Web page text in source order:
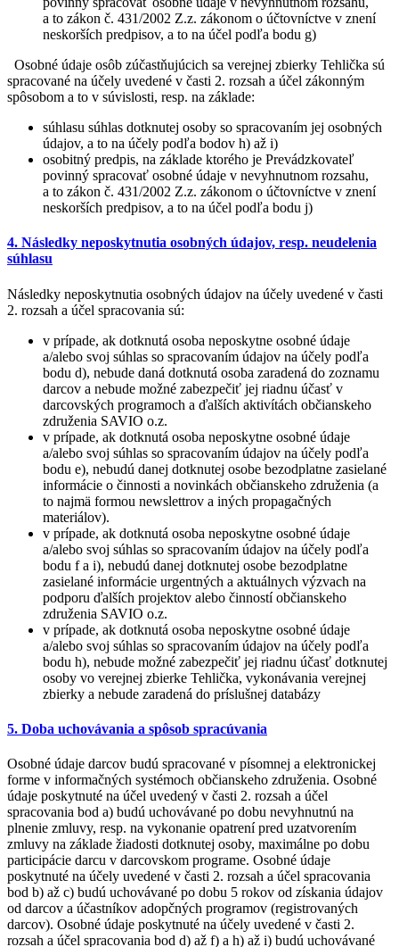
a to zákon č. 431/2002 Z.z. zákonom o účtovníctve v znení
neskorších predpisov, a to na účel podľa bodu g)
Osobné údaje osôb zúčastňujúcich sa verejnej zbierky Tehlička sú
spracované na účely uvedené v časti 2. rozsah a účel zákonným
spôsobom a to v súvislosti, resp. na základe:
súhlasu súhlas dotknutej osoby so spracovaním jej osobných
údajov, a to na účely podľa bodov h) až i)
osobitný predpis, na základe ktorého je Prevádzkovateľ
povinný spracovať osobné údaje v nevyhnutnom rozsahu,
a to zákon č. 431/2002 Z.z. zákonom o účtovníctve v znení
neskorších predpisov, a to na účel podľa bodu j)
4. Následky neposkytnutia osobných údajov, resp. neudelenia
súhlasu
Následky neposkytnutia osobných údajov na účely uvedené v časti
2. rozsah a účel spracovania sú:
v prípade, ak dotknutá osoba neposkytne osobné údaje
a/alebo svoj súhlas so spracovaním údajov na účely podľa
bodu d), nebude daná dotknutá osoba zaradená do zoznamu
darcov a nebude možné zabezpečiť jej riadnu účasť v
darcovských programoch a ďalších aktivítách občianskeho
združenia SAVIO o.z.
v prípade, ak dotknutá osoba neposkytne osobné údaje
a/alebo svoj súhlas so spracovaním údajov na účely podľa
bodu e), nebudú danej dotknutej osobe bezodplatne zasielané
informácie o činnosti a novinkách občianskeho združenia (a
to najmä formou newslettrov a iných propagačných
materiálov).
v prípade, ak dotknutá osoba neposkytne osobné údaje
a/alebo svoj súhlas so spracovaním údajov na účely podľa
bodu f a i), nebudú danej dotknutej osobe bezodplatne
zasielané informácie urgentných a aktuálnych výzvach na
podporu ďalších projektov alebo činností občianskeho
združenia SAVIO o.z.
v prípade, ak dotknutá osoba neposkytne osobné údaje
a/alebo svoj súhlas so spracovaním údajov na účely podľa
bodu h), nebude možné zabezpečiť jej riadnu účasť dotknutej
osoby vo verejnej zbierke Tehlička, vykonávania verejnej
zbierky a nebude zaradená do príslušnej databázy
5. Doba uchovávania a spôsob spracúvania
Osobné údaje darcov budú spracované v písomnej a elektronickej
forme v informačných systémoch občianskeho združenia. Osobné
údaje poskytnuté na účel uvedený v časti 2. rozsah a účel
spracovania bod a) budú uchovávané po dobu nevyhnutnú na
plnenie zmluvy, resp. na vykonanie opatrení pred uzatvorením
zmluvy na základe žiadosti dotknutej osoby, maximálne po dobu
participácie darcu v darcovskom programe. Osobné údaje
poskytnuté na účely uvedené v časti 2. rozsah a účel spracovania
bod b) až c) budú uchovávané po dobu 5 rokov od získania údajov
od darcov a účastníkov adopčných programov (registrovaných
darcov). Osobné údaje poskytnuté na účely uvedené v časti 2.
rozsah a účel spracovania bod d) až f) a h) až i) budú uchovávané